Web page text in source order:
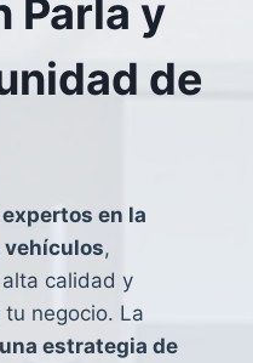
Parla y
de
en la
vehículos,
calidad y
negocio. La
una estrategia de